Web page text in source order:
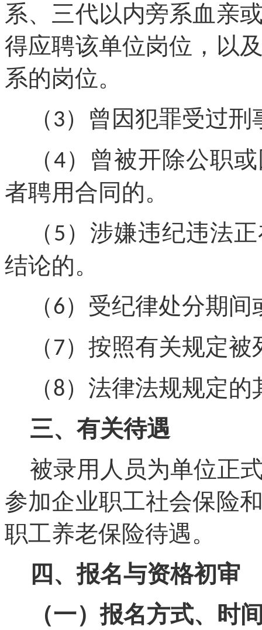
系、三代以内旁系血亲
得应聘该单位岗位，以
系的岗位。
（ 3）曾因犯罪受过刑
（4）曾被开除公职
者聘用合同的。
（ 5 ）涉嫌违纪违法
结论的。
（6）受纪律处分期
（ 7）按照有关规定
（8）法律法规规定的
三、有关待遇
被录用人员为单位正
参加企业职工社会保险
职工养老保险待遇。
四、报名与资格初审
（一）报名方式、时